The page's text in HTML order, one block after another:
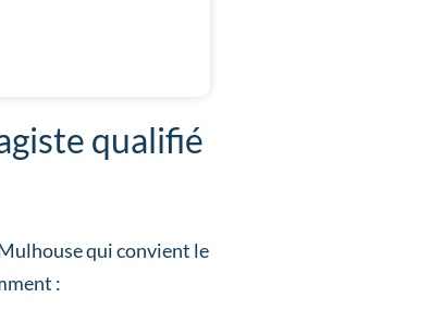
qualifié
qui convient le
: